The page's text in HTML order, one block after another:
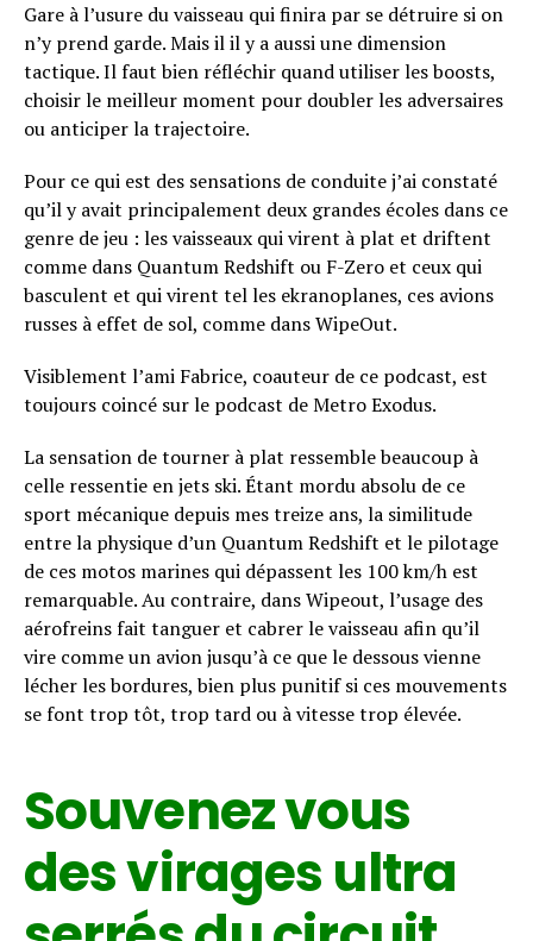
Gare à l’usure du vaisseau qui finira par se détruire si on
n’y prend garde. Mais il il y a aussi une dimension
tactique. Il faut bien réfléchir quand utiliser les boosts,
choisir le meilleur moment pour doubler les adversaires
ou anticiper la trajectoire.
Pour ce qui est des sensations de conduite j’ai constaté
qu’il y avait principalement deux grandes écoles dans ce
genre de jeu : les vaisseaux qui virent à plat et driftent
comme dans Quantum Redshift ou F-Zero et ceux qui
basculent et qui virent tel les ekranoplanes, ces avions
russes à effet de sol, comme dans WipeOut.
Visiblement l’ami Fabrice, coauteur de ce podcast, est
toujours coincé sur le podcast de Metro Exodus.
La sensation de tourner à plat ressemble beaucoup à
celle ressentie en jets ski. Étant mordu absolu de ce
sport mécanique depuis mes treize ans, la similitude
entre la physique d’un Quantum Redshift et le pilotage
de ces motos marines qui dépassent les 100 km/h est
remarquable. Au contraire, dans Wipeout, l’usage des
aérofreins fait tanguer et cabrer le vaisseau afin qu’il
vire comme un avion jusqu’à ce que le dessous vienne
lécher les bordures, bien plus punitif si ces mouvements
se font trop tôt, trop tard ou à vitesse trop élevée.
Souvenez vous
des virages ultra